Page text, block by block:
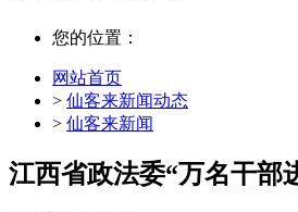
您的位置：
网站首页
> 仙客来新闻动态
> 仙客来新闻
江西省政法委“万名干部